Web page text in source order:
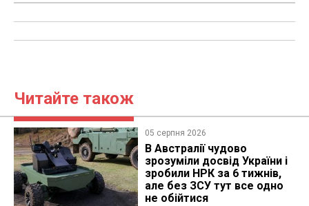
Читайте також
05 серпня 2026
В Австралії чудово
зрозуміли досвід України і
зробили НРК за 6 тижнів,
але без ЗСУ тут все одно
не обійтися